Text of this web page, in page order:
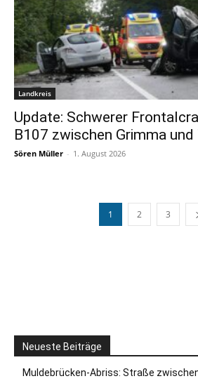
Landkreis
Update: Schwerer
B107 zwischen Grimma und
Sören Müller - 1. August 2026
1 2 3
Neueste Beiträge
Muldebrücken-Abriss: Straße